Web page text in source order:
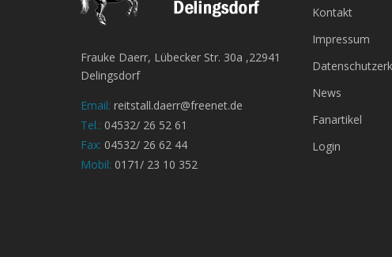
Frauke Daerr, Lübecker Str. 30a ,22941
Delingsdorf
Email: reitstall.daerr@freenet.de
Tel.: 04532/ 26 52 61
Fax: 04532/ 26 62 44
Mobil: 0171/ 23 10 352
Kontakt
Impressum
News
Fanartikel
Login